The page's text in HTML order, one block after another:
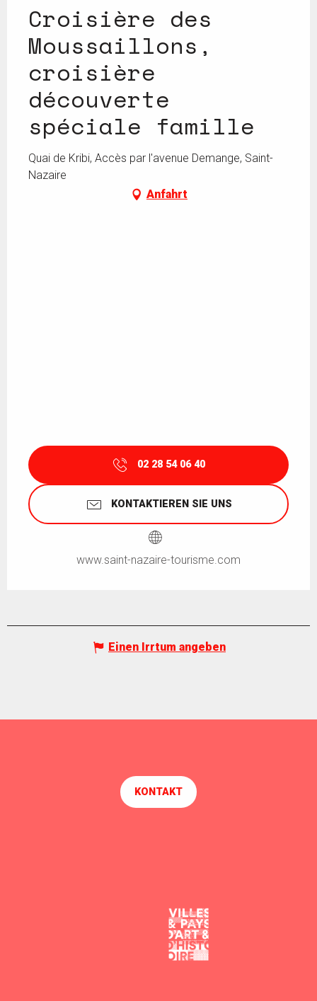
Croisière des
Moussaillons,
croisière
découverte
spéciale famille
Quai de Kribi, Accès par l'avenue Demange, Saint-
Nazaire
Anfahrt
02 28 54 06 40
KONTAKTIEREN SIE UNS
www.saint-nazaire-tourisme.com
Einen Irrtum angeben
KONTAKT